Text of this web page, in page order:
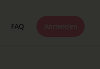
FAQ Anmelden